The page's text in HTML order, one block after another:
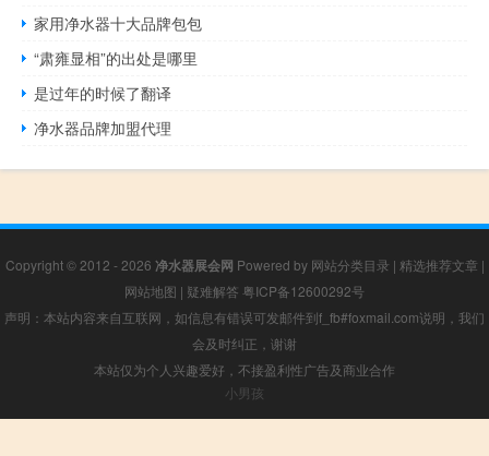
家用净水器十大品牌包包
“肃雍显相”的出处是哪里
是过年的时候了翻译
净水器品牌加盟代理
Copyright © 2012 - 2026 净水器展会网 Powered by 网站分类目录 | 精选推荐文章 |
网站地图 | 疑难解答 粤ICP备12600292号
声明：本站内容来自互联网，如信息有错误可发邮件到f_fb#foxmail.com说明，我们
会及时纠正，谢谢
本站仅为个人兴趣爱好，不接盈利性广告及商业合作
小男孩